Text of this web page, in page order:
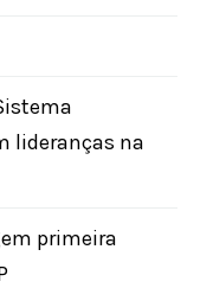
lideranças na
primeira